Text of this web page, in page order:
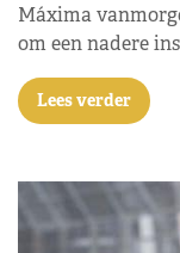
Máxima
om een nadere
Lees verder